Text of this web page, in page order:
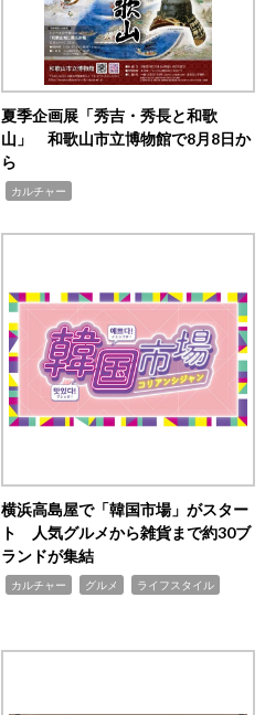
夏季企画展「秀吉・秀長と和歌
山」 和歌山市立博物館で8月8日か
ら
カルチャー
横浜高島屋で「韓国市場」がスター
ト 人気グルメから雑貨まで約30ブ
ランドが集結
カルチャー グルメ ライフスタイル